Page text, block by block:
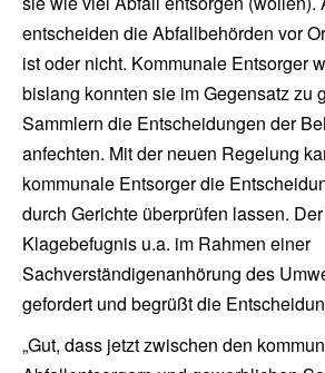
entscheiden die Abfallbehörden vor
ist oder nicht. Kommunale Entsorger
bislang konnten sie im Gegensatz zu
Sammlern die Entscheidungen der
anfechten. Mit der neuen Regelung
kommunale Entsorger die
durch Gerichte überprüfen lassen.
Klagebefugnis u.a. im Rahmen einer
Sachverständigenanhörung des
gefordert und begrüßt die
„Gut, dass jetzt zwischen den